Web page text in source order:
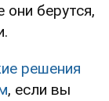
берутся,
решения
, если вы